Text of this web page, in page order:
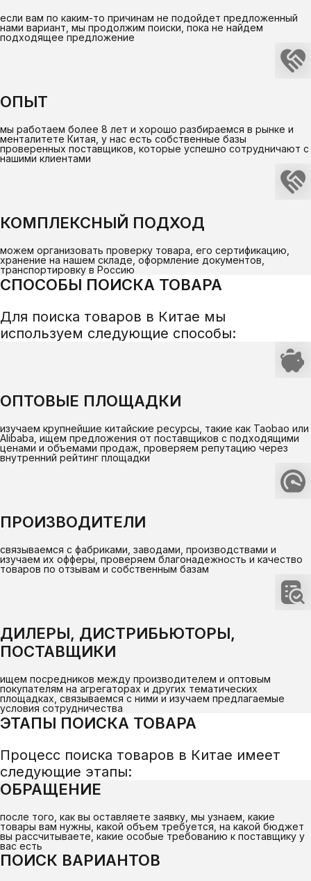
если вам по каким-то причинам не подойдет предложенный
нами вариант, мы продолжим поиски, пока не найдем
подходящее предложение
ОПЫТ
мы работаем более 8 лет и хорошо разбираемся в рынке и
менталитете Китая, у нас есть собственные базы
проверенных поставщиков, которые успешно сотрудничают с
нашими клиентами
КОМПЛЕКСНЫЙ ПОДХОД
можем организовать проверку товара, его сертификацию,
хранение на нашем складе, оформление документов,
транспортировку в Россию
СПОСОБЫ ПОИСКА ТОВАРА
Для поиска товаров в Китае мы
используем следующие способы:
ОПТОВЫЕ ПЛОЩАДКИ
изучаем крупнейшие китайские ресурсы, такие как Taobao или
Alibaba, ищем предложения от поставщиков с подходящими
ценами и объемами продаж, проверяем репутацию через
внутренний рейтинг площадки
ПРОИЗВОДИТЕЛИ
связываемся с фабриками, заводами, производствами и
изучаем их офферы, проверяем благонадежность и качество
товаров по отзывам и собственным базам
ДИЛЕРЫ, ДИСТРИБЬЮТОРЫ,
ПОСТАВЩИКИ
ищем посредников между производителем и оптовым
покупателям на агрегаторах и других тематических
площадках, связываемся с ними и изучаем предлагаемые
условия сотрудничества
ЭТАПЫ ПОИСКА ТОВАРА
Процесс поиска товаров в Китае имеет
следующие этапы:
ОБРАЩЕНИЕ
после того, как вы оставляете заявку, мы узнаем, какие
товары вам нужны, какой объем требуется, на какой бюджет
вы рассчитываете, какие особые требованию к поставщику у
вас есть
ПОИСК ВАРИАНТОВ